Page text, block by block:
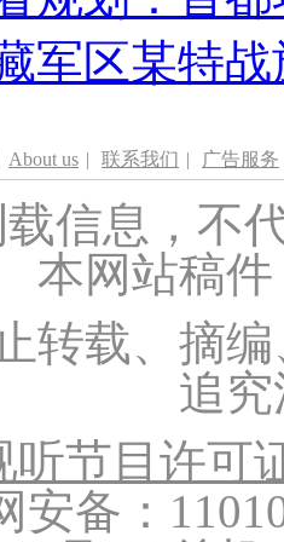
军区某特
About us | 联系我们 | 广告服务
信息，不
本网站稿
转载、摘
追
听节目许可
安备：